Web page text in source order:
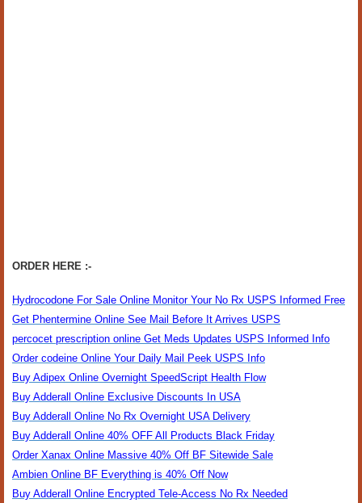
ORDER HERE :-
Hydrocodone For Sale Online Monitor Your No Rx USPS Informed Free
Get Phentermine Online See Mail Before It Arrives USPS
percocet prescription online Get Meds Updates USPS Informed Info
Order codeine Online Your Daily Mail Peek USPS Info
Buy Adipex Online Overnight SpeedScript Health Flow
Buy Adderall Online Exclusive Discounts In USA
Buy Adderall Online No Rx Overnight USA Delivery
Buy Adderall Online 40% OFF All Products Black Friday
Order Xanax Online Massive 40% Off BF Sitewide Sale
Ambien Online BF Everything is 40% Off Now
Buy Adderall Online Encrypted Tele-Access No Rx Needed